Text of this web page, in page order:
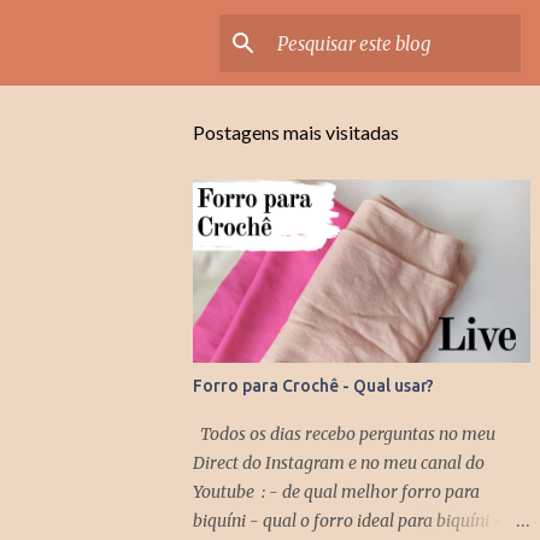
Postagens mais visitadas
Forro para Crochê - Qual usar?
Todos os dias recebo perguntas no meu
Direct do Instagram e no meu canal do
Youtube : - de qual melhor forro para
biquíni - qual o forro ideal para biquíni -